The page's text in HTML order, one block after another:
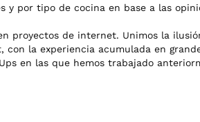
y por tipo de cocina en base a las
proyectos de internet. Unimos la
la experiencia acumulada en
en las que hemos trabajado